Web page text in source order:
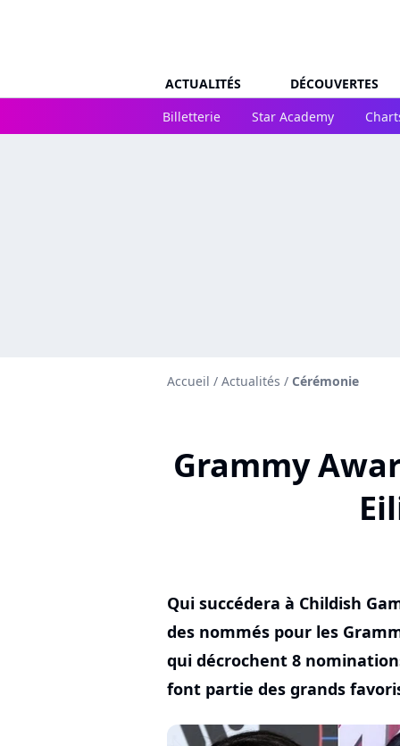
ACTUALITÉS
DÉCOUVERTES
Billetterie
Star Academy
Accueil / Actualités / Cérémonie
Grammy
Qui succédera à Childish
des nommés pour les
qui décrochent 8
font partie des grands